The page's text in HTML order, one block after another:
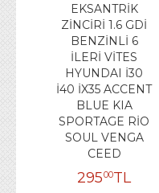
EKSANTRİK
ZİNCİRİ 1.6 GDİ
BENZİNLİ 6
İLERİ VİTES
HYUNDAI İ30
İ40 İX35 ACCENT
BLUE KIA
SPORTAGE RİO
SOUL VENGA
CEED
29500TL